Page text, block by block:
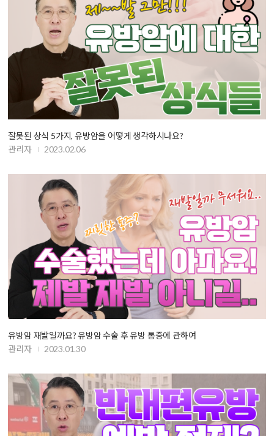
잘못된 상식 5가지, 유방암을 어떻게 생각하시나요?
관리자
2023.02.06
유방암 재발일까요? 유방암 수술 후 유방 통증에 관하여
관리자
2023.01.30